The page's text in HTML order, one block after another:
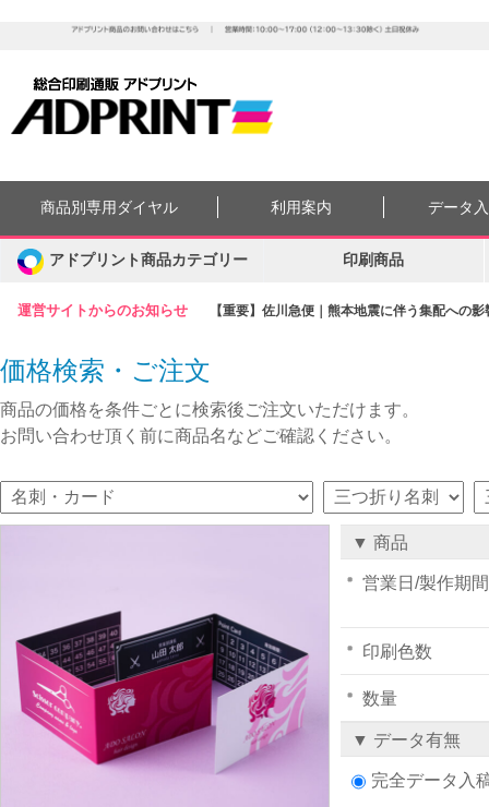
運営サイトからのお知らせ 【重要】佐川急便｜熊本地震に伴う集配への
商品別専用ダイヤル 利用案内 データ
アドプリント商品カテゴリー 印刷商品
価格検索・ご注文
商品の価格を条件ごとに検索後ご注文いただけます。
お問い合わせ頂く前に商品名などご確認ください。
▼ 商品
営業日/製作期間
印刷色数
数量
▼ データ有無
完全データ入